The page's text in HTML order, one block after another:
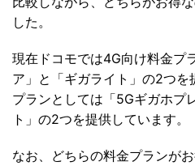
した。
現在ドコモでは4G向け料金プ
ア」と「ギガライト」の2つ
プランとしては「5Gギガホプ
ト」の2つを提供しています。
なお、どちらの料金プランが